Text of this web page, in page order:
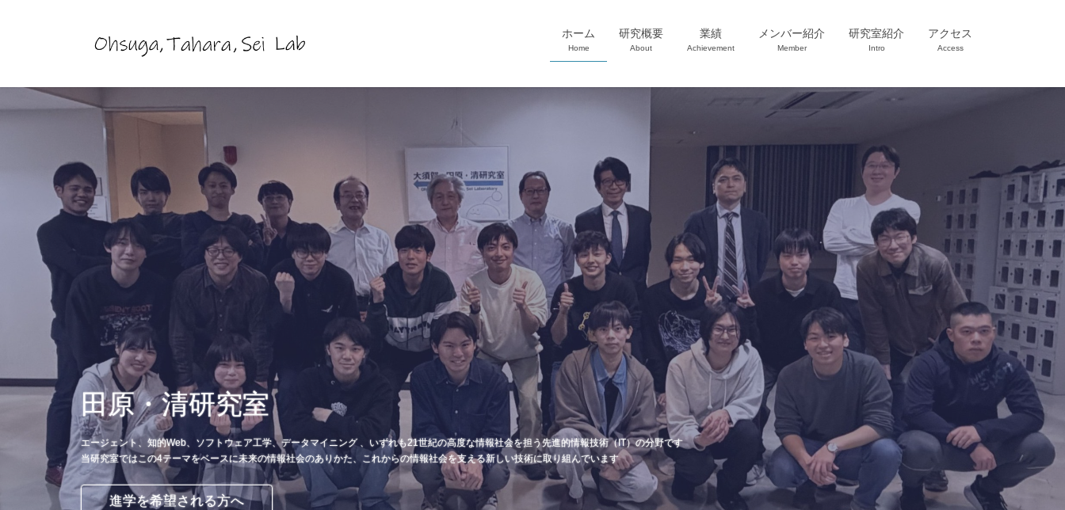
ホーム
Home
研究概要
About
業績
Achievement
メンバー紹介
Member
研究室紹介
Intro
アクセス
Access
田原・清研究室
エージェント、知的Web、ソフトウェア工学、データマイニング 、いずれも21世紀の高度な情報社会を担う先進的情報技術（IT）の分野です
当研究室ではこの4テーマをベースに未来の情報社会のありかた、これからの情報社会を支える新しい技術に取り組んでいます
進学を希望される方へ